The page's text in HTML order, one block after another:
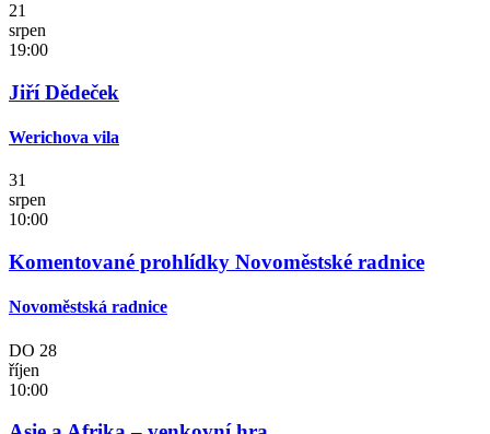
21
srpen
19:00
Jiří Dědeček
Werichova vila
31
srpen
10:00
Komentované prohlídky Novoměstské radnice
Novoměstská radnice
DO 28
říjen
10:00